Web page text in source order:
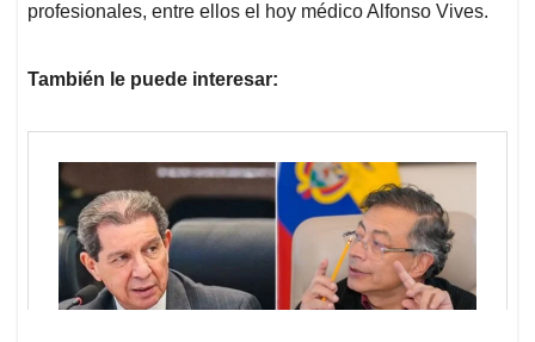
profesionales, entre ellos el hoy médico Alfonso Vives.
También le puede interesar: